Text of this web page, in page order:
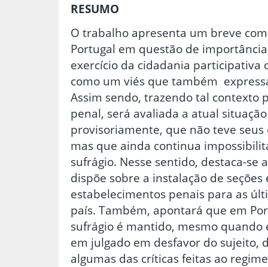
RESUMO
O trabalho apresenta um breve
Portugal em questão de
exercício da cidadania participativa
como um viés que também
Assim sendo, trazendo tal contexto
penal, será avaliada a atual
provisoriamente, que não teve
mas que ainda continua
sufrágio. Nesse sentido, destaca-se
dispõe sobre a instalação de
estabelecimentos penais para as
país. Também, apontará que em
sufrágio é mantido, mesmo
em julgado em desfavor do sujeito,
algumas das críticas feitas ao